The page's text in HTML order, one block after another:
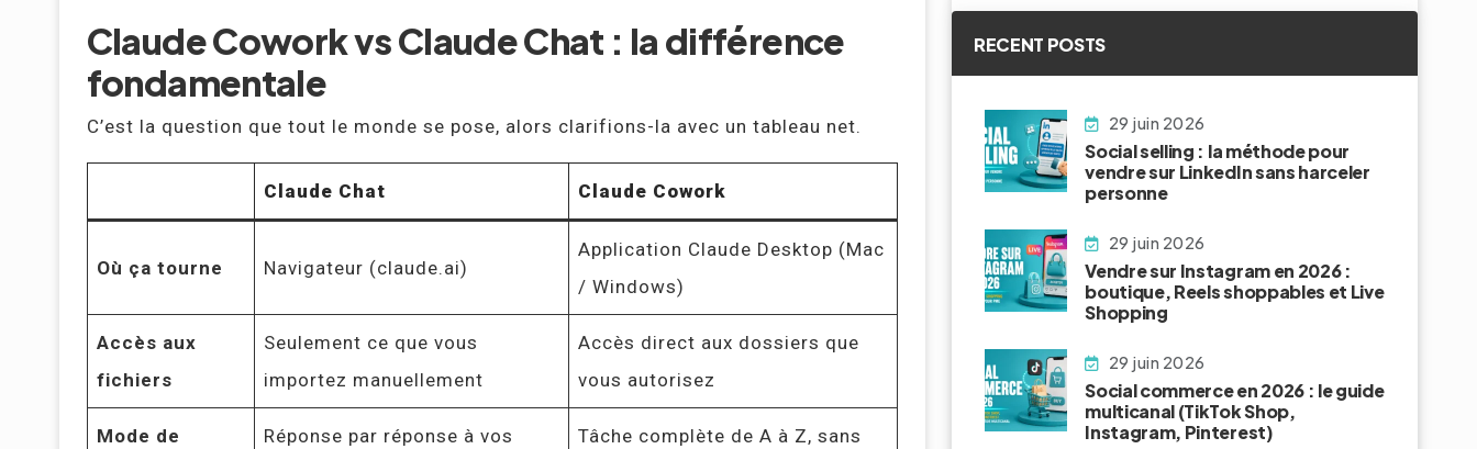
Claude Cowork vs Claude Chat : la différence
fondamentale
C’est la question que tout le monde se pose, alors clarifions-la avec un tableau net.
Claude Chat Claude Cowork
Où ça tourne Navigateur (claude.ai)
Application Claude Desktop (Mac
/ Windows)
Accès aux
fichiers
Seulement ce que vous
importez manuellement
Accès direct aux dossiers que
vous autorisez
Mode de
Réponse par réponse à vos
Tâche complète de A à Z, sans
RECENT POSTS
29 juin 2026
Social selling : la méthode pour
vendre sur LinkedIn sans harceler
personne
29 juin 2026
Vendre sur Instagram en 2026 :
boutique, Reels shoppables et Live
Shopping
29 juin 2026
Social commerce en 2026 : le guide
multicanal (TikTok Shop,
Instagram, Pinterest)